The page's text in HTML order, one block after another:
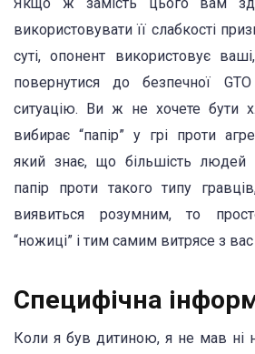
Якщо ж замість цього вам
використовувати її слабкості
суті, опонент використовує
повернутися до безпечної
ситуацію. Ви ж не хочете бути
вибирає “папір” у грі проти
який знає, що більшість людей
папір проти такого типу
виявиться розумним, то
“ножиці” і тим самим витрясе з
Специфічна
Коли я був дитиною, я не мав ні